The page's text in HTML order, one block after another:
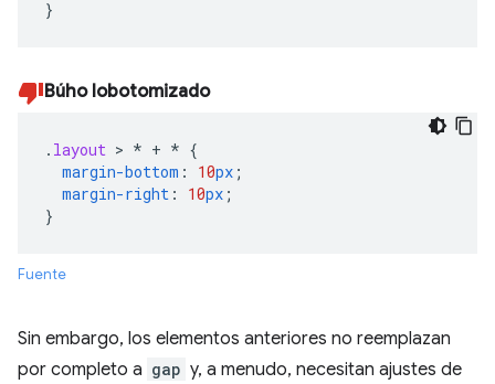
}
Búho lobotomizado
. layout > * + * {
margin-bottom : 10px ;
margin-right : 10px ;
}
Fuente
Sin embargo, los elementos anteriores no reemplazan
por completo a gap y, a menudo, necesitan ajustes de